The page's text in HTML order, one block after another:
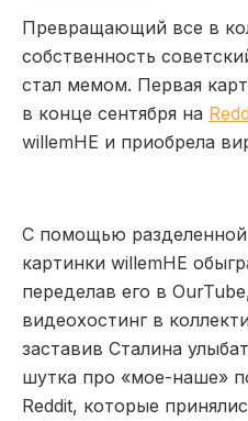
Превращающий все в
собственность
стал мемом. Первая
в конце сентября на
willemHE и приобрела
С помощью разделенной
картинки willemHE
переделав его в
видеохостинг в
заставив Сталина
шутка про «мое-наше»
Reddit, которые